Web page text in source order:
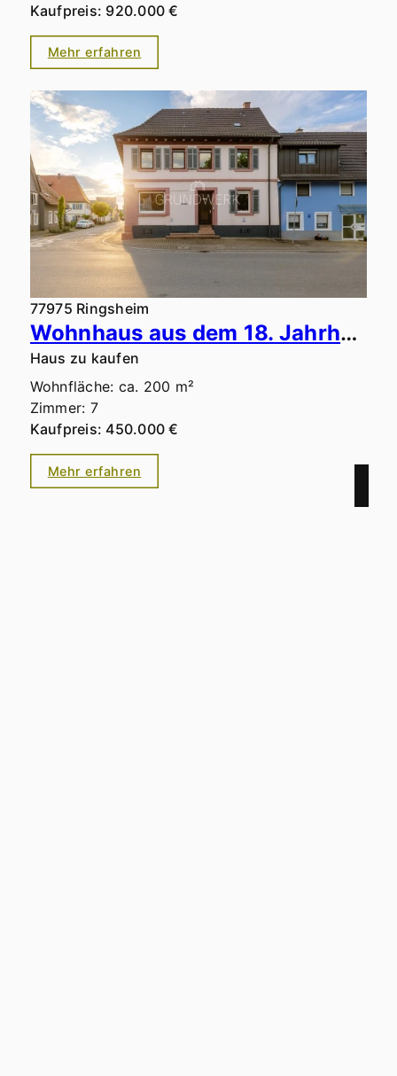
Kaufpreis: 920.000 €
Mehr erfahren
77975 Ringsheim
Wohnhaus aus dem 18. Jahrhundert mit Gewölbekeller, Innenhof & beeindruckendem Dachstuhl
Haus zu kaufen
Wohnfläche: ca. 200 m²
Zimmer: 7
Kaufpreis: 450.000 €
Mehr erfahren